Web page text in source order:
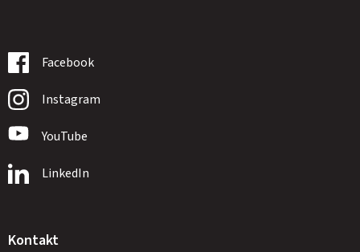
Facebook
Instagram
YouTube
LinkedIn
Kontakt